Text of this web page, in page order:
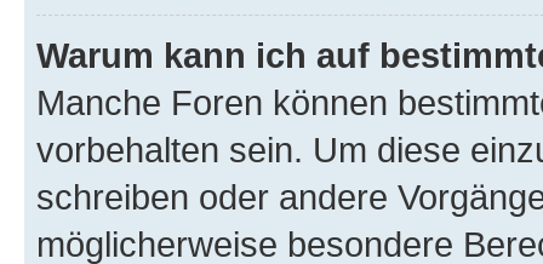
Warum kann ich auf
Manche Foren können
vorbehalten sein. Um diese
schreiben oder andere
möglicherweise besondere